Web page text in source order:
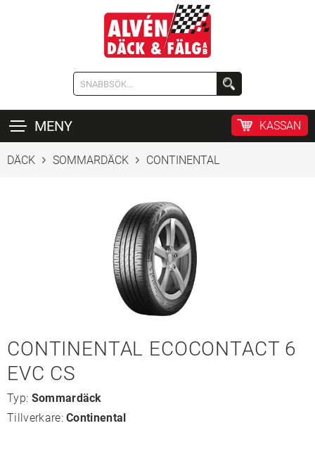
MENY KASSAN
DÄCK SOMMARDÄCK CONTINENTAL
CONTINENTAL ECOCONTACT 6
EVC CS
Typ: Sommardäck
Tillverkare:Continental